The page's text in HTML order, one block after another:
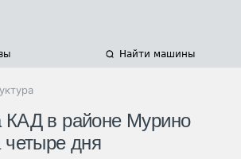
Найти машины
КАД в районе Мурино
четыре дня